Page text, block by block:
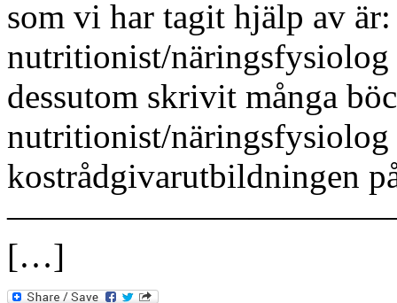
som vi har tagit hjälp av
nutritionist/näringsfysiolog
dessutom skrivit många
nutritionist/
kostrådgivarutbildningen
[…]